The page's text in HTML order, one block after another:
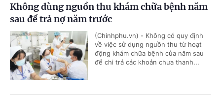
Không dùng nguồn thu khám chữa bệnh năm
sau để trả nợ năm trước
(Chinhphu.vn) - Không có quy định
về việc sử dụng nguồn thu từ hoạt
động khám chữa bệnh của năm sau
để chi trả các khoản chưa thanh...